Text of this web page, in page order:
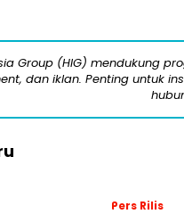
Group (HIG) mendukung
dan iklan. Penting untuk
Pers Rilis